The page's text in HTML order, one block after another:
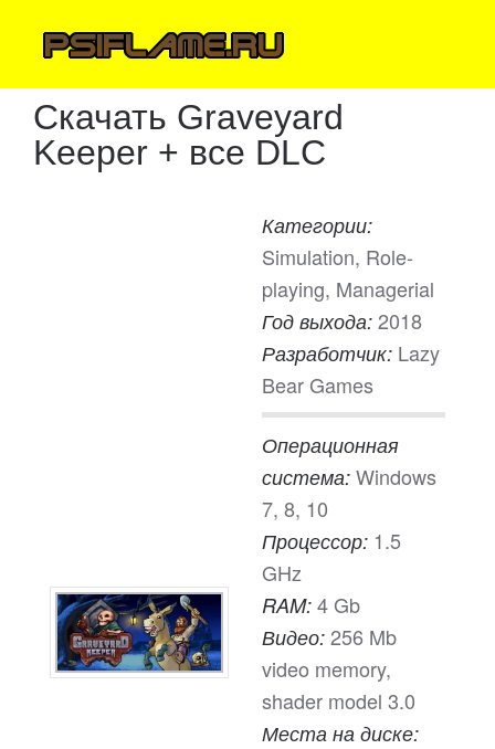
Скачать Graveyard
Keeper + все DLC
Категории:
Simulation, Role-
playing, Managerial
Год выхода: 2018
Разработчик: Lazy
Bear Games
Операционная
система: Windows
7, 8, 10
Процессор: 1.5
GHz
RAM: 4 Gb
Видео: 256 Mb
video memory,
shader model 3.0
Места на диске: